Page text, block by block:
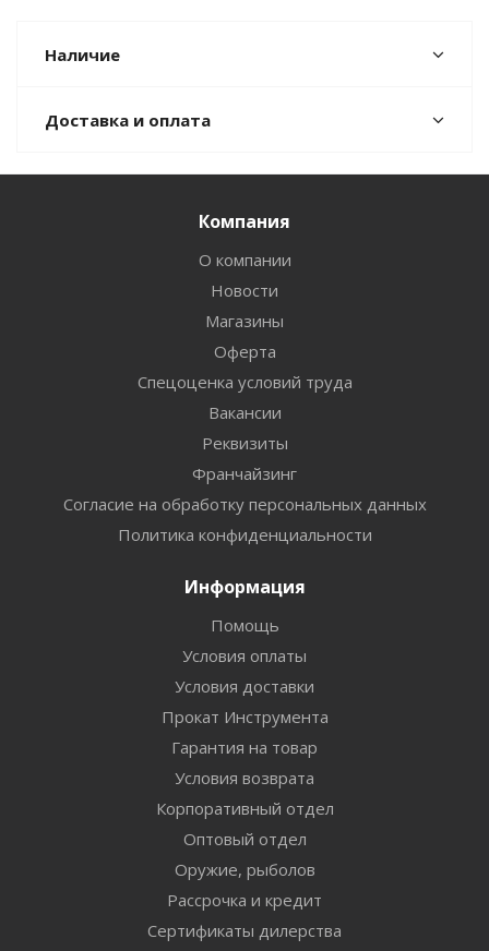
Наличие
Доставка и оплата
Компания
О компании
Новости
Магазины
Оферта
Спецоценка условий труда
Вакансии
Реквизиты
Франчайзинг
Согласие на обработку персональных данных
Политика конфиденциальности
Информация
Помощь
Условия оплаты
Условия доставки
Прокат Инструмента
Гарантия на товар
Условия возврата
Корпоративный отдел
Оптовый отдел
Оружие, рыболов
Рассрочка и кредит
Сертификаты дилерства